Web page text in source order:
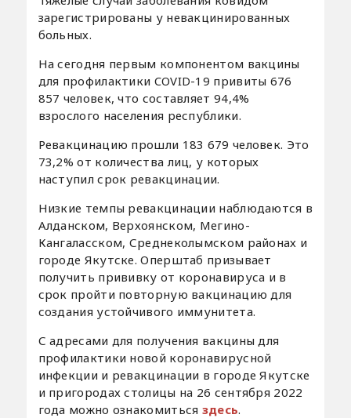
зарегистрированы у невакцинированных
больных.
На сегодня первым компонентом вакцины
для профилактики COVID-19 привиты 676
857 человек, что составляет 94,4%
взрослого населения республики.
Ревакцинацию прошли 183 679 человек. Это
73,2% от количества лиц, у которых
наступил срок ревакцинации.
Низкие темпы ревакцинации наблюдаются в
Алданском, Верхоянском, Мегино-
Кангаласском, Среднеколымском районах и
городе Якутске. Оперштаб призывает
получить прививку от коронавируса и в
срок пройти повторную вакцинацию для
создания устойчивого иммунитета.
С адресами для получения вакцины для
профилактики новой коронавирусной
инфекции и ревакцинации в городе Якутске
и пригородах столицы на 26 сентября 2022
года можно ознакомиться здесь.